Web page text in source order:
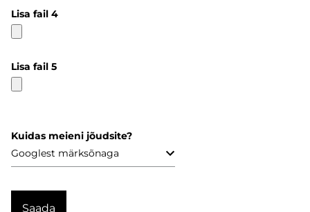
Lisa fail 4
Lisa fail 5
Kuidas meieni jõudsite?